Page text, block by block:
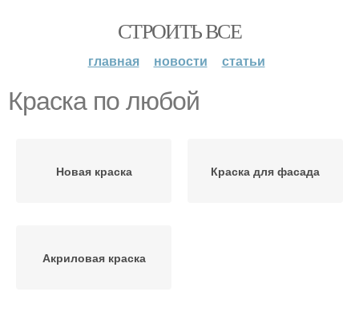
СТРОИТЬ ВСЕ
главная новости статьи
Краска по любой
Новая краска Краска для фасада
Акриловая краска